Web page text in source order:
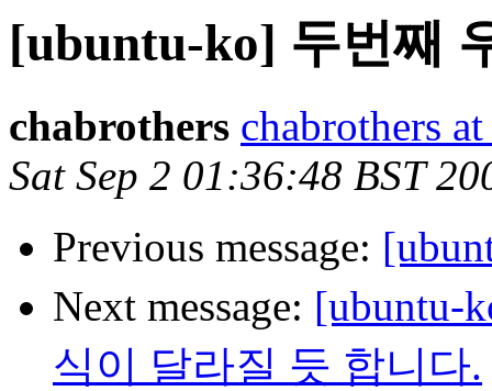
[ubuntu-ko] 두번째
chabrothers chabrothers
Sat Sep 2 01:36:48 BST
Previous message:
Next message: [ubuntu-
식이 달라질 듯 합니다.